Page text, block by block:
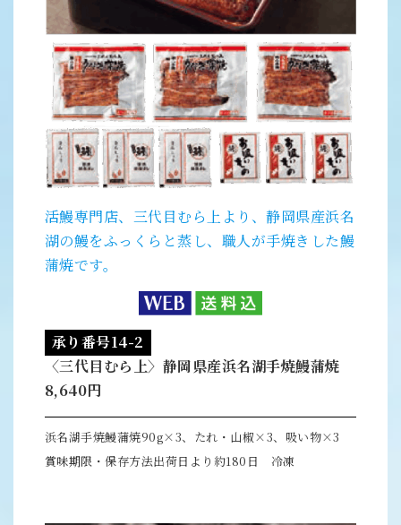
活鰻専門店、三代目むら上より、静岡県産浜名
湖の鰻をふっくらと蒸し、職人が手焼きした鰻
蒲焼です。
承り番号14-2
〈三代目むら上〉静岡県産浜名湖手焼鰻蒲焼
8,640円
浜名湖手焼鰻蒲焼90g×3、たれ・山椒×3、吸い物×3
賞味期限・保存方法出荷日より約180日 冷凍